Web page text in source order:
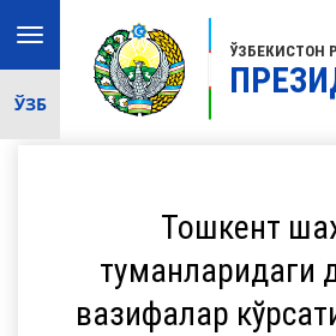
ЎЗБЕКИСТОН
Toggle
navigation
ЎЗБ
Тошкент
туманларидаги
вазифалар